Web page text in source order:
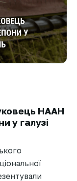
НААН
у галузі